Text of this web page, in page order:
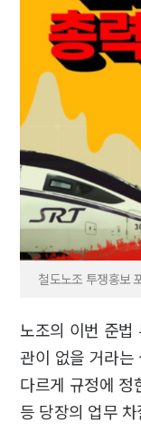
철도노조 투쟁홍보
노조의 이번 준법
관이 없을 거라는
다르게 규정에 정
등 당장의 업무